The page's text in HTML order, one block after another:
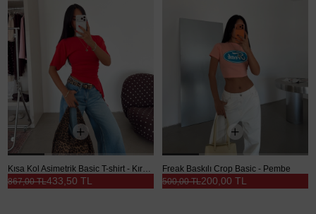
433,50 TL
867,00 TL
Freak Baskılı Crop Basic - Pembe
200,00 TL
500,00 TL